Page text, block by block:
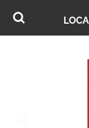
Vai